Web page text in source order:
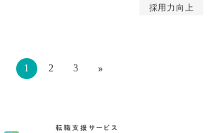
採用力向上
1 2 3 »